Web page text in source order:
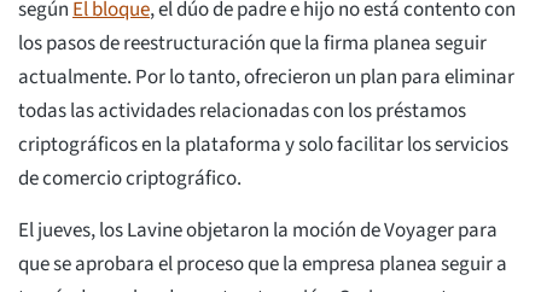
segúnEl bloque, el dúo de padre e hijo no está contento con
los pasos de reestructuración que la firma planea seguir
actualmente. Por lo tanto, ofrecieron un plan para eliminar
todas las actividades relacionadas con los préstamos
criptográficos en la plataforma y solo facilitar los servicios
de comercio criptográfico.
El jueves, los Lavine objetaron la moción de Voyager para
que se aprobara el proceso que la empresa planea seguir a